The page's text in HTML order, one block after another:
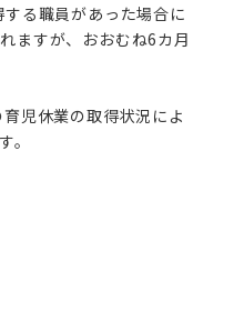
る職員があった場合に
ますが、おおむね6カ月
児休業の取得状況によ
。